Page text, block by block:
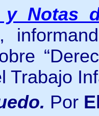
y Notas
,
Trabajo
Por